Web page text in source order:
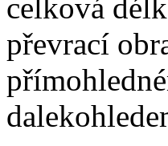
celková
převrací